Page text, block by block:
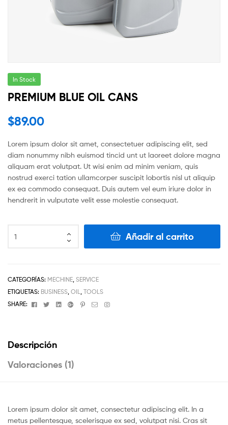
In Stock
PREMIUM BLUE OIL CANS
$89.00
Lorem ipsum dolor sit amet, consectetuer adipiscing elit, sed
diam nonummy nibh euismod tincid unt ut laoreet dolore magna
aliquam erat volutpat. Ut wisi enim ad minim veniam, quis
nostrud exerci tation ullamcorper suscipit lobortis nisl ut aliquip
ex ea commodo consequat. Duis autem vel eum iriure dolor in
hendrerit in vulputate velit esse molestie consequat.
BLUE
cantidad
Añadir al carrito
CATEGORÍAS: MECHINE, SERVICE
ETIQUETAS: BUSINESS, OIL, TOOLS
SHARE:
FacebookTwitterLinkedinGoogle+Pinterest
EmailInstagram
Descripción
Valoraciones (1)
Lorem ipsum dolor sit amet, consectetur adipiscing elit. In a
metus pellentesque, scelerisque ex sed, volutpat nisi. Cras sit